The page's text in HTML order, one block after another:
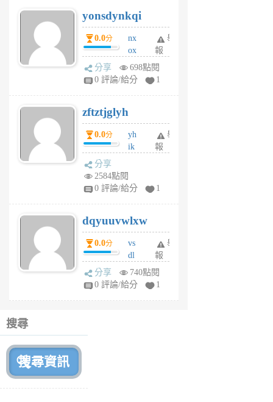
6
個
月
前
yonsdynkqi
0.0分
nx
ox
rh
pe
月
前
舉
報
分享
698點閱
0 評論/給分
1
zftztjglyh
0.0分
yh
ik
tu
6
個
月
前
舉
報
分享
2584點閱
0 評論/給分
1
dqyuuvwlxw
0.0分
vs
dl
sq
fy
舉
報
分享
740點閱
0 評論/給分
1
搜尋